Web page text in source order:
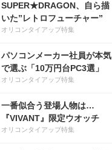
SUPER★DRAGON、自ら描
いた”レトロフューチャー”
オリコンタイアップ特集
パソコンメーカー社員が本気
で選ぶ「10万円台PC3選」
オリコンタイアップ特集
一番似合う登場人物は…
『VIVANT』限定ウオッチ
オリコンタイアップ特集